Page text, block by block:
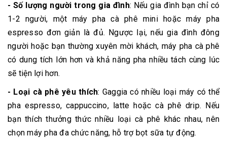
- Số lượng người trong gia đình: Nếu gia đình bạn chỉ có
1-2 người, một máy pha cà phê mini hoặc máy pha
espresso đơn giản là đủ. Ngược lại, nếu gia đình đông
người hoặc bạn thường xuyên mời khách, máy pha cà phê
có dung tích lớn hơn và khả năng pha nhiều tách cùng lúc
sẽ tiện lợi hơn.
- Loại cà phê yêu thích: Gaggia có nhiều loại máy có thể
pha espresso, cappuccino, latte hoặc cà phê drip. Nếu
bạn thích thưởng thức nhiều loại cà phê khác nhau, nên
chọn máy pha đa chức năng, hỗ trợ bọt sữa tự động.